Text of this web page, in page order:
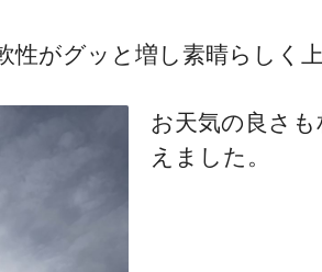
性がグッと増し素晴らしく
お天気の良さ
えました。